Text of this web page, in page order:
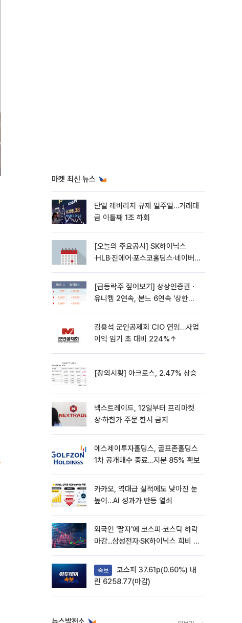
마켓 최신 뉴스
단일 레버리지 규제 일주일…거래대
금 이틀째 1조 하회
[오늘의 주요공시] SK하이닉스
·HLB·진에어·포스코홀딩스·네이버·
[급등락주 짚어보기] 상상인증권ㆍ
유니켐 2연속, 본느 6연속 ‘상한
김용석 군인공제회 CIO 연임…사업
이익 임기 초 대비 224%↑
[장외시황] 아크로스, 2.47% 상승
넥스트레이드, 12일부터 프리마켓
상·하한가 주문 한시 금지
에스제이투자홀딩스, 골프존홀딩스
1차 공개매수 종료…지분 85% 확보
카카오, 역대급 실적에도 낮아진 눈
높이…AI 성과가 반등 열쇠
외국인 '팔자'에 코스피·코스닥 하락
마감...삼성전자·SK하이닉스 희비 갈
속보
린 6258.77(마감)